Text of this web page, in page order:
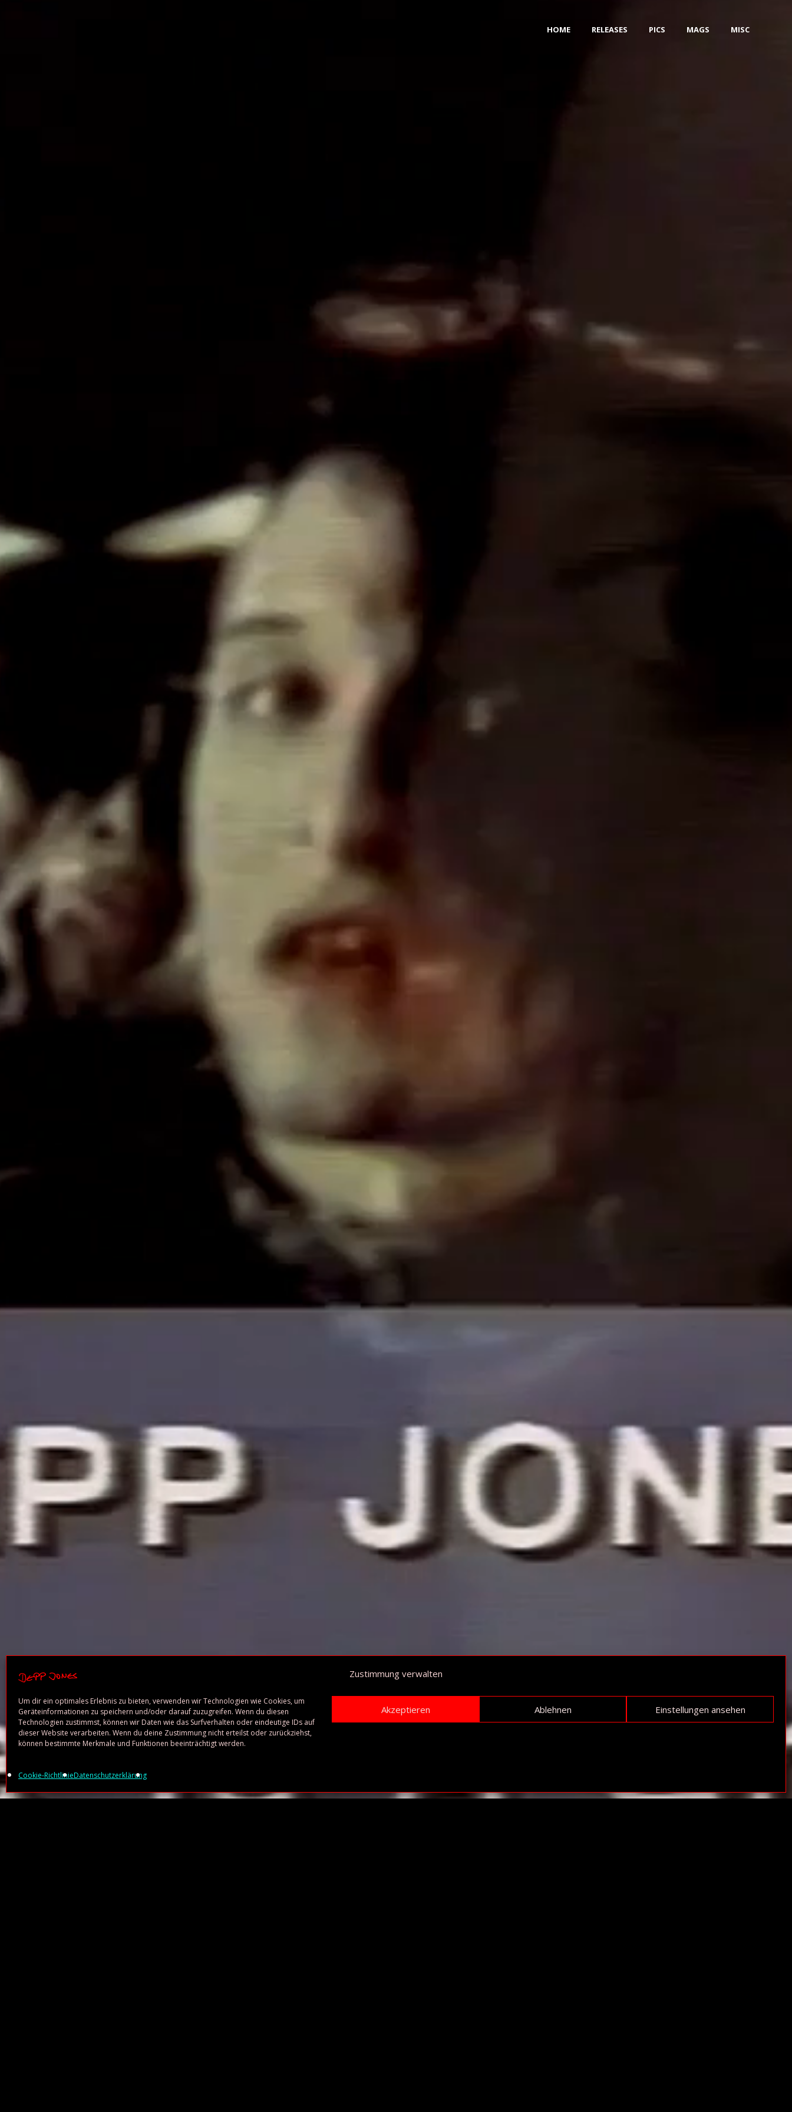
Zustimmung verwalten
Um dir ein optimales Erlebnis zu bieten, verwenden wir Technologien wie Cookies, um
Geräteinformationen zu speichern und/oder darauf zuzugreifen. Wenn du diesen
Technologien zustimmst, können wir Daten wie das Surfverhalten oder eindeutige IDs auf
dieser Website verarbeiten. Wenn du deine Zustimmung nicht erteilst oder zurückziehst,
können bestimmte Merkmale und Funktionen beeinträchtigt werden.
Akzeptieren Ablehnen Einstellungen ansehen
Cookie-RichtlinieDatenschutzerklärung
HOME RELEASES PICS MAGS MISC